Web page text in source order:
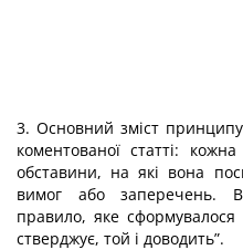
3. Основний зміст
коментованої статті:
обставини, на які вона
вимог або заперечень.
правило, яке
стверджує, той і доводить”.